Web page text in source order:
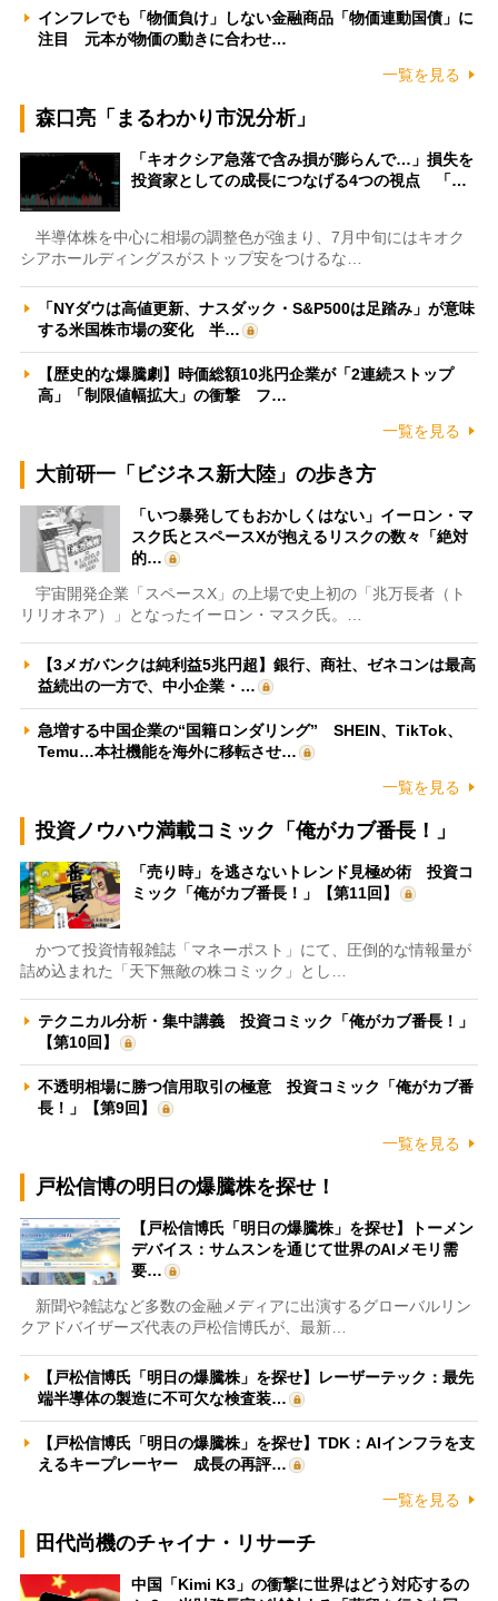
インフレでも「物価負け」しない金融商品「物価連動国債」に
注目 元本が物価の動きに合わせ…
一覧を見る
森口亮「まるわかり市況分析」
「キオクシア急落で含み損が膨らんで…」損失を
投資家としての成長につなげる4つの視点 「…
半導体株を中心に相場の調整色が強まり、7月中旬にはキオク
シアホールディングスがストップ安をつけるな…
「NYダウは高値更新、ナスダック・S&P500は足踏み」が意味
する米国株市場の変化 半…
【歴史的な爆騰劇】時価総額10兆円企業が「2連続ストップ
高」「制限値幅拡大」の衝撃 フ…
一覧を見る
大前研一「ビジネス新大陸」の歩き方
「いつ暴発してもおかしくはない」イーロン・マ
スク氏とスペースXが抱えるリスクの数々「絶対
的…
宇宙開発企業「スペースX」の上場で史上初の「兆万長者（ト
リリオネア）」となったイーロン・マスク氏。…
【3メガバンクは純利益5兆円超】銀行、商社、ゼネコンは最高
益続出の一方で、中小企業・…
急増する中国企業の“国籍ロンダリング” SHEIN、TikTok、
Temu…本社機能を海外に移転させ…
一覧を見る
投資ノウハウ満載コミック「俺がカブ番長！」
「売り時」を逃さないトレンド見極め術 投資コ
ミック「俺がカブ番長！」【第11回】
かつて投資情報雑誌「マネーポスト」にて、圧倒的な情報量が
詰め込まれた「天下無敵の株コミック」とし…
テクニカル分析・集中講義 投資コミック「俺がカブ番長！」
【第10回】
不透明相場に勝つ信用取引の極意 投資コミック「俺がカブ番
長！」【第9回】
一覧を見る
戸松信博の明日の爆騰株を探せ！
【戸松信博氏「明日の爆騰株」を探せ】トーメン
デバイス：サムスンを通じて世界のAIメモリ需
要…
新聞や雑誌など多数の金融メディアに出演するグローバルリン
クアドバイザーズ代表の戸松信博氏が、最新…
【戸松信博氏「明日の爆騰株」を探せ】レーザーテック：最先
端半導体の製造に不可欠な検査装…
【戸松信博氏「明日の爆騰株」を探せ】TDK：AIインフラを支
えるキープレーヤー 成長の再評…
一覧を見る
田代尚機のチャイナ・リサーチ
中国「Kimi K3」の衝撃に世界はどう対応するの